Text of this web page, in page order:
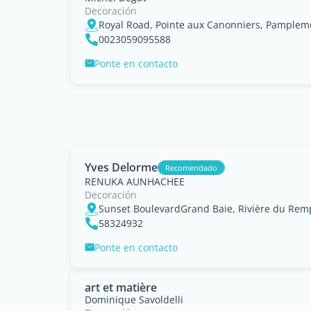
Decoración
Royal Road, Pointe aux Canonniers,
0023059095588
Ponte en contacto
Yves Delorme Recomendado
RENUKA AUNHACHEE
Decoración
Sunset BoulevardGrand Baie, Rivière du
58324932
Ponte en contacto
art et matière
Dominique Savoldelli